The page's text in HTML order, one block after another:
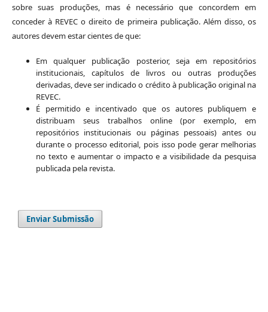
sobre suas produções, mas é necessário que concordem em
conceder à REVEC o direito de primeira publicação. Além disso, os
autores devem estar cientes de que:
Em qualquer publicação posterior, seja em repositórios
institucionais, capítulos de livros ou outras produções
derivadas, deve ser indicado o crédito à publicação original na
REVEC.
É permitido e incentivado que os autores publiquem e
distribuam seus trabalhos online (por exemplo, em
repositórios institucionais ou páginas pessoais) antes ou
durante o processo editorial, pois isso pode gerar melhorias
no texto e aumentar o impacto e a visibilidade da pesquisa
publicada pela revista.
Enviar Submissão